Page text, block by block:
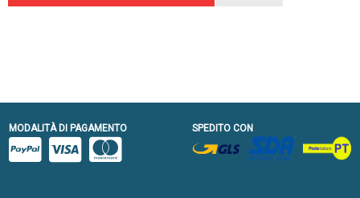
MODALITÀ DI PAGAMENTO SPEDITO CON